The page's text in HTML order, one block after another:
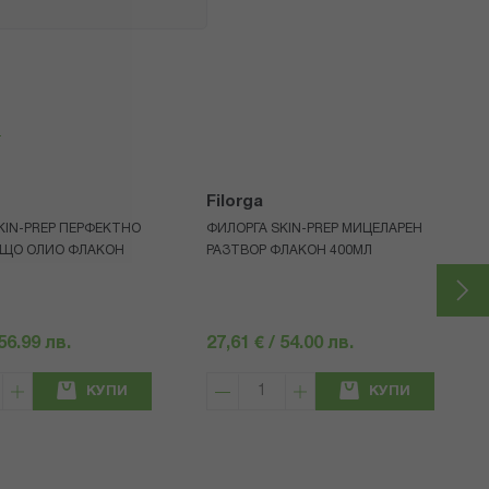
PREP ПЕРФЕКТНО
ОЛИО ФЛАКОН
лв.
КУПИ
Filorga
ФИЛОРГА SKIN-PREP МИЦЕЛАРЕН
РАЗТВОР ФЛАКОН 400МЛ
27,61 € / 54.00 лв.
КУПИ